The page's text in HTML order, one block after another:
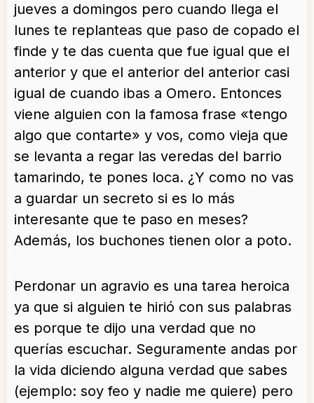
jueves a domingos pero cuando llega el
lunes te replanteas que paso de copado el
finde y te das cuenta que fue igual que el
anterior y que el anterior del anterior casi
igual de cuando ibas a Omero. Entonces
viene alguien con la famosa frase «tengo
algo que contarte» y vos, como vieja que
se levanta a regar las veredas del barrio
tamarindo, te pones loca. ¿Y como no vas
a guardar un secreto si es lo más
interesante que te paso en meses?
Además, los buchones tienen olor a poto.
Perdonar un agravio es una tarea heroica
ya que si alguien te hirió con sus palabras
es porque te dijo una verdad que no
querías escuchar. Seguramente andas por
la vida diciendo alguna verdad que sabes
(ejemplo: soy feo y nadie me quiere) pero